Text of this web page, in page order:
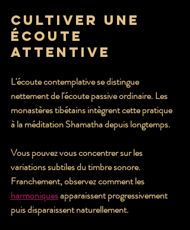
Cultiver une
écoute
attentive
L'écoute contemplative se distingue
nettement de l'écoute passive ordinaire. Les
monastères tibétains intègrent cette pratique
à la méditation Shamatha depuis longtemps.
Vous pouvez vous concentrer sur les
variations subtiles du timbre sonore.
Franchement, observez comment les
harmoniques apparaissent progressivement
puis disparaissent naturellement.